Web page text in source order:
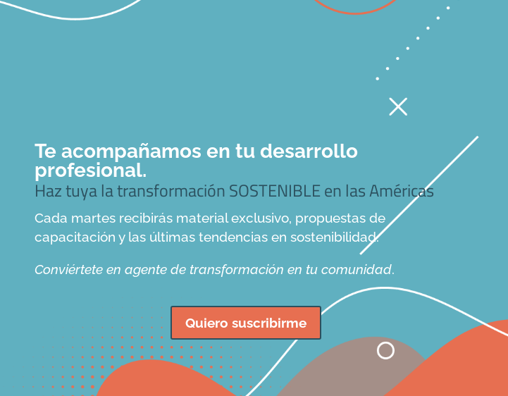
Te acompañamos en tu desarrollo
profesional.
Haz tuya la transformación SOSTENIBLE en las Américas
Cada martes recibirás material exclusivo, propuestas de
capacitación y las últimas tendencias en sostenibilidad.
Conviértete en agente de transformación en tu comunidad.
Quiero suscribirme